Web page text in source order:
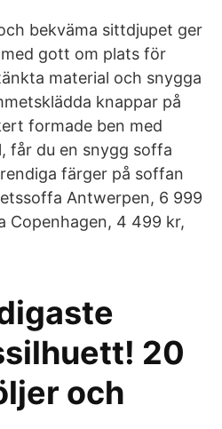
bekväma sittdjupet ger
gott om plats för
material och snygga
knappar på
formade ben med
får du en snygg soffa
färger på soffan
Antwerpen, 6 999
Copenhagen, 4 499 kr,
20
och